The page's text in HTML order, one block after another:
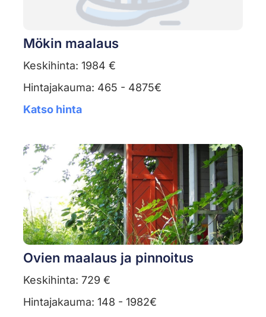
Mökin maalaus
Keskihinta: 1984 €
Hintajakauma: 465 - 4875€
Katso hinta
Ovien maalaus ja pinnoitus
Keskihinta: 729 €
Hintajakauma: 148 - 1982€